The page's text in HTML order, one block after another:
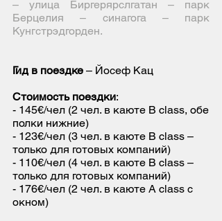
– улица Биргерярслгатан – парк
Берцелия – синагога – парк
Кунгстрэдгорден.
Гид в поездке – Йосеф Кац
Стоимость поездки:
- 145€/чел (2 чел. в каюте B class, обе
полки нижние)
- 123€/чел (3 чел. в каюте B class –
только для готовых компаний)
- 110€/чел (4 чел. в каюте B class –
только для готовых компаний)
- 176€/чел (2 чел. в каюте A class с
окном)